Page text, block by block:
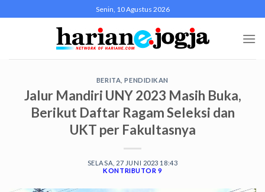
to
Senin, 10 Agustus 2026
BERITA ,PENDIDIKAN
Jalur Mandiri UNY 2023 Masih Buka,
Berikut Daftar Ragam Seleksi dan
UKT per Fakultasnya
SELASA, 27 JUNI 2023 18:43
KONTRIBUTOR 9